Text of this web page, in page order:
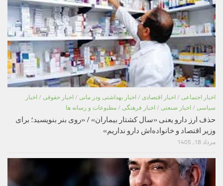
اخبار اجتماعی / اخبار اقتصادی / اخبار بهداشتی ودر مانی / اخبار حقوقی / اخبار
سیاسی / اخبار صنعتی / اخبار فرهنگی / مطبوعات و رسانه ها
حذف ارز دارو یعنی «سال کشتار بیماران» / «روی بنر بنویسید؛ برای
وزیر اقتصاد و خانواده‌اش دارو نداریم»
مرداد 18, 1405